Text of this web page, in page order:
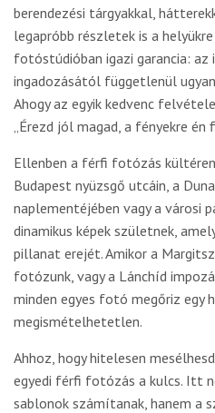
berendezési tárgyakkal,
legapróbb részletek is a
fotóstúdióban igazi garancia: az
ingadozásától függetlenül
Ahogy az egyik kedvenc
„Érezd jól magad, a fényekre én
Ellenben a férfi fotózás
Budapest nyüzsgő utcáin, a
naplementéjében vagy a városi
dinamikus képek születnek,
pillanat erejét. Amikor a
fotózunk, vagy a Lánchíd
minden egyes fotó megőriz egy
megismételhetetlen.
Ahhoz, hogy hitelesen
egyedi férfi fotózás a kulcs. Itt
sablonok számítanak, hanem a